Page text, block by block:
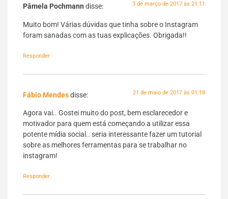
Pâmela Pochmann disse: 3 de março de 2017 às 21:11
Muito bom! Várias dúvidas que tinha sobre o Instagram
foram sanadas com as tuas explicações. Obrigada!!
Responder
Fábio Mendesdisse: 21 de maio de 2017 às 01:18
Agora vai.. Gostei muito do post, bem esclarecedor e
motivador para quem está começando a utilizar essa
potente mídia social.. seria interessante fazer um tutorial
sobre as melhores ferramentas para se trabalhar no
instagram!
Responder